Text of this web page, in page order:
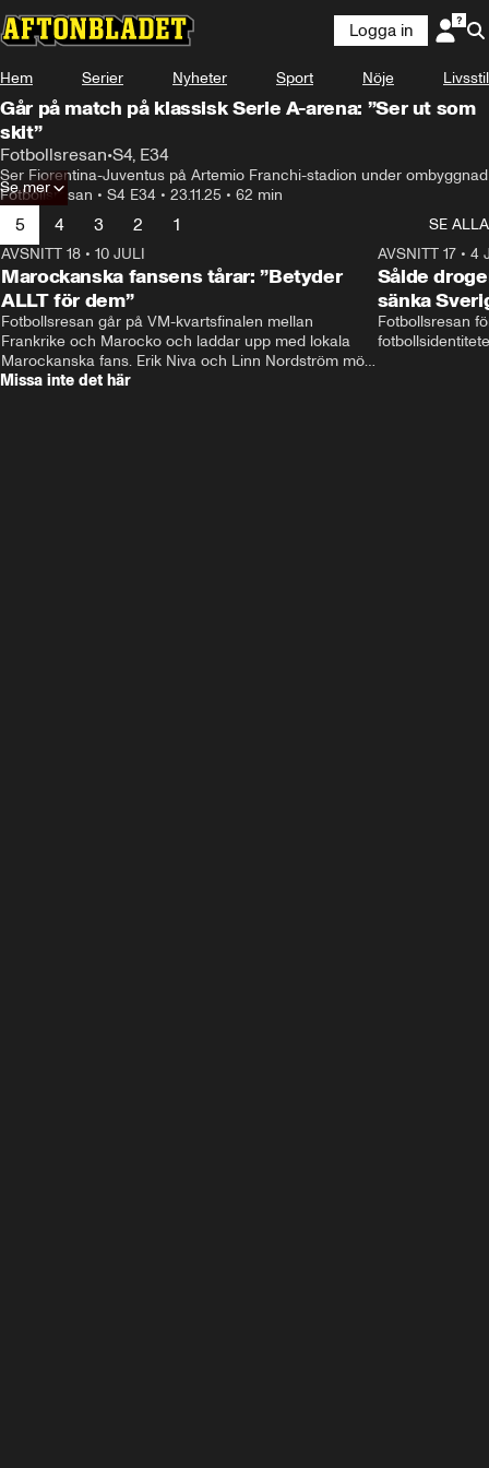
Logga in
Hem Serier Nyheter Sport Nöje Livsstil
Går på match på klassisk Serie A-arena: ”Ser ut som
skit”
Fotbollsresan•S4, E34
Ser Fiorentina-Juventus på Artemio Franchi-stadion under ombyggnad
Fotbollsresan • S4 E34 • 23.11.25 • 62 min
Se mer
5 4 3 2 1
SE ALLA
AVSNITT 18 • 10 JULI
Marockanska fansens tårar: ”Betyder
ALLT för dem”
Fotbollsresan går på VM-kvartsfinalen mellan
Frankrike och Marocko och laddar upp med lokala
Marockanska fans. Erik Niva och Linn Nordström möts
av stimmig frukost, tutande kycklingar och taxibil från
AVSNITT 17• 4
Sålde
sänka
Fotbollsresan
Missa inte det här